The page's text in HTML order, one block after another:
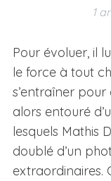
1
Pour évoluer, il
le force à tout
s’entraîner pour
alors entouré
lesquels Mathis
doublé d’un
extraordinaires.